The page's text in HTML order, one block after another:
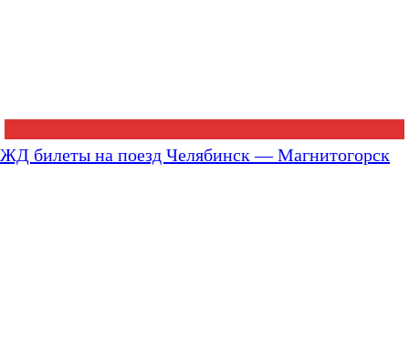
ЖД билеты на поезд Челябинск — Магнитогорск